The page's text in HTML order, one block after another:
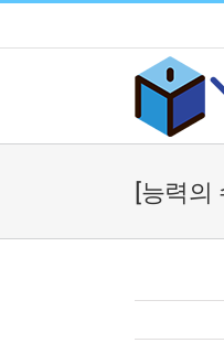
to
[능력의